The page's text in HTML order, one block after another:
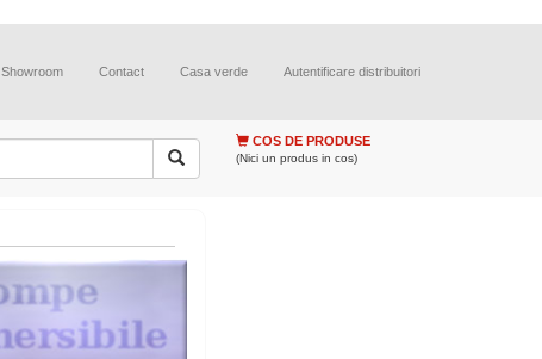
Showroom Contact Casa verde Autentificare distribuitori
COS DE PRODUSE
(Nici un produs in cos)